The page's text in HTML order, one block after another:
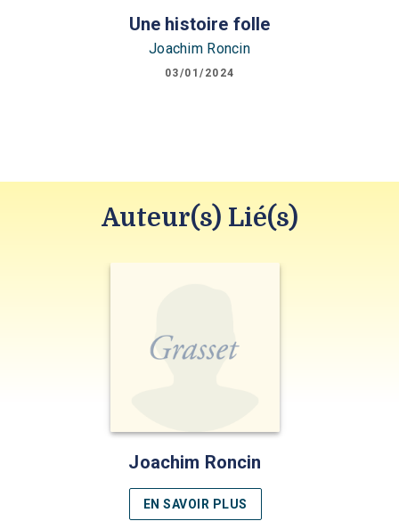
Une histoire folle
Joachim Roncin
03/01/2024
Auteur(s) Lié(s)
Joachim Roncin
EN SAVOIR PLUS